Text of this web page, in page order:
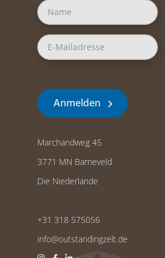
Anmelden
Marchandweg 45
3771 MN Barneveld
Die Niederlande
+31 318 575056
info@outstandingzelt.de